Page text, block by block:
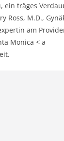
ein träges
Ross, M.D.,
am
Monica < a